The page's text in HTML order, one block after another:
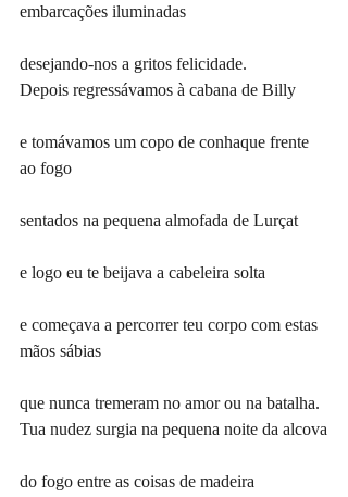
embarcações iluminadas
desejando-nos a gritos felicidade.
Depois regressávamos à cabana de Billy
e tomávamos um copo de conhaque frente
ao fogo
sentados na pequena almofada de Lurçat
e logo eu te beijava a cabeleira solta
e começava a percorrer teu corpo com estas
mãos sábias
que nunca tremeram no amor ou na batalha.
Tua nudez surgia na pequena noite da alcova
do fogo entre as coisas de madeira